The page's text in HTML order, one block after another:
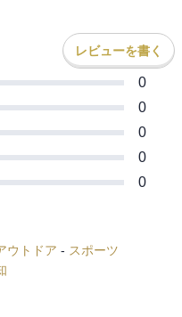
レビューを書く
0
0
0
0
0
ウトドア - スポーツ